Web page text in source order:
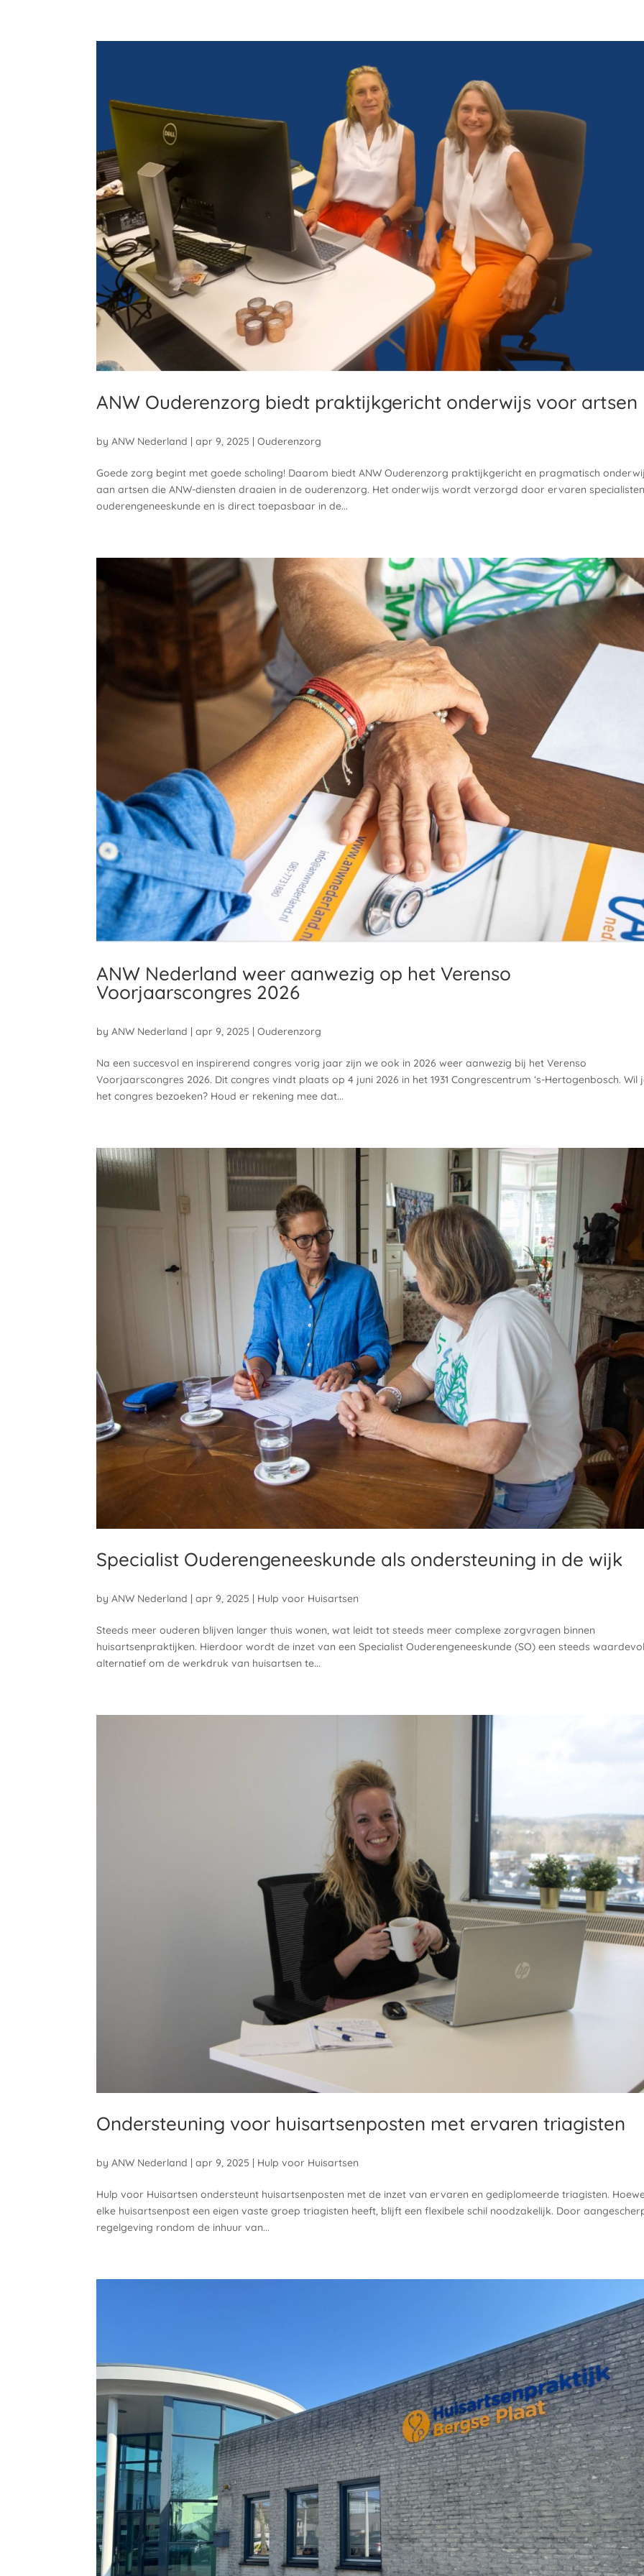
ANW Ouderenzorg biedt praktijkgericht onderwijs voor artsen
byANW Nederland |apr 9, 2025 |Ouderenzorg
Goede zorg begint met goede scholing! Daarom biedt ANW Ouderenzorg praktijkgericht en pragmatisch
aan artsen die ANW-diensten draaien in de ouderenzorg. Het onderwijs wordt verzorgd door ervaren
ouderengeneeskunde en is direct toepasbaar in de...
ANW Nederland weer aanwezig op het Verenso
Voorjaarscongres 2026
byANW Nederland |apr 9, 2025 |Ouderenzorg
Na een succesvol en inspirerend congres vorig jaar zijn we ook in 2026 weer aanwezig bij het Verenso
Voorjaarscongres 2026. Dit congres vindt plaats op 4 juni 2026 in het 1931 Congrescentrum ‘s-Hertogenbosch. Wil
het congres bezoeken? Houd er rekening mee dat...
Specialist Ouderengeneeskunde als ondersteuning in de wijk
byANW Nederland |apr 9, 2025 | Hulp voor Huisartsen
Steeds meer ouderen blijven langer thuis wonen, wat leidt tot steeds meer complexe zorgvragen binnen
huisartsenpraktijken. Hierdoor wordt de inzet van een Specialist Ouderengeneeskunde (SO) een steeds
alternatief om de werkdruk van huisartsen te...
Ondersteuning voor huisartsenposten met ervaren triagisten
byANW Nederland |apr 9, 2025 Hulp voor Huisartsen
Hulp voor Huisartsen ondersteunt huisartsenposten met de inzet van ervaren en gediplomeerde triagisten.
elke huisartsenpost een eigen vaste groep triagisten heeft, blijft een flexibele schil noodzakelijk. Door
regelgeving rondom de inhuur van...